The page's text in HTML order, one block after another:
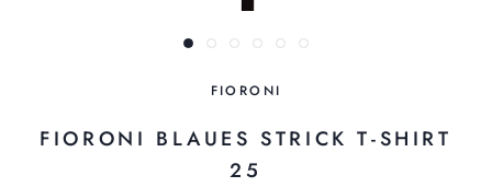
FIORONI
FIORONI BLAUES STRICK T-SHIRT
25